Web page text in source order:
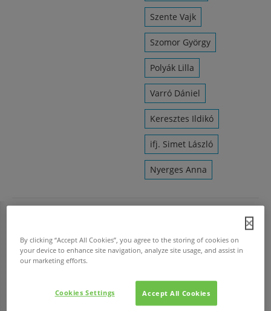
Szente Vajk
Szomor György
Polyák Lilla
Varró Dániel
Keresztes Ildikó
ifj. Simet László
Nyerges Anna
By clicking “Accept All Cookies”, you agree to the storing of cookies on
your device to enhance site navigation, analyze site usage, and assist in
our marketing efforts.
Accept All Cookies
Cookies Settings